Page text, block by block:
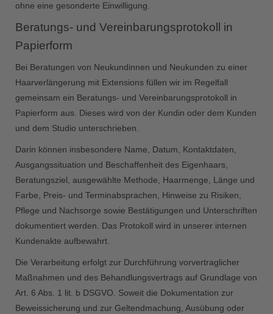
ohne eine gesonderte Einwilligung.
Beratungs- und Vereinbarungsprotokoll in
Papierform
Bei Beratungen von Neukundinnen und Neukunden zu einer
Haarverlängerung mit Extensions füllen wir im Regelfall
gemeinsam ein Beratungs- und Vereinbarungsprotokoll in
Papierform aus. Dieses wird von der Kundin oder dem Kunden
und dem Studio unterschrieben.
Darin können insbesondere Name, Datum, Kontaktdaten,
Ausgangssituation und Beschaffenheit des Eigenhaars,
Beratungsziel, ausgewählte Methode, Haarmenge, Länge und
Farbe, Preis- und Terminabsprachen, Hinweise zu Risiken,
Pflege und Nachsorge sowie Bestätigungen und Unterschriften
dokumentiert werden. Das Protokoll wird in unserer internen
Kundenakte aufbewahrt.
Die Verarbeitung erfolgt zur Durchführung vorvertraglicher
Maßnahmen und des Behandlungsvertrags auf Grundlage von
Art. 6 Abs. 1 lit. b DSGVO. Soweit die Dokumentation zur
Beweissicherung und zur Geltendmachung, Ausübung oder